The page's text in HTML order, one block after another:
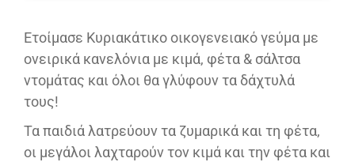
Ετοίμασε Κυριακάτικο οικογενειακό γεύμα με
ονειρικά κανελόνια με κιμά, φέτα & σάλτσα
ντομάτας και όλοι θα γλύφουν τα δάχτυλά
τους!
Τα παιδιά λατρεύουν τα ζυμαρικά και τη φέτα,
οι μεγάλοι λαχταρούν τον κιμά και την φέτα και